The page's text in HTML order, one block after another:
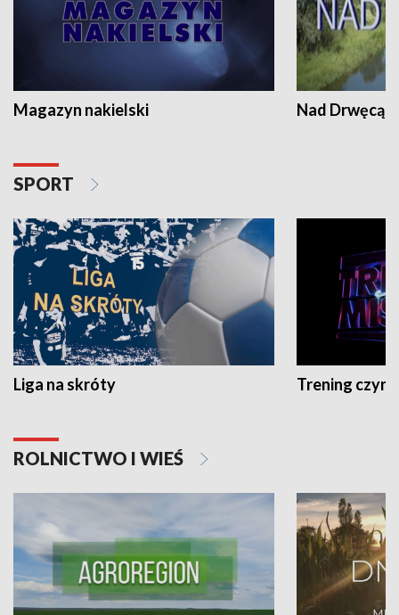
Magazyn nakielski Nad Drwęcą
SPORT
Liga na skróty Trening czyni
ROLNICTWO I WIEŚ